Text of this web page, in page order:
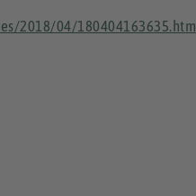
2018/04/180404163635.htm